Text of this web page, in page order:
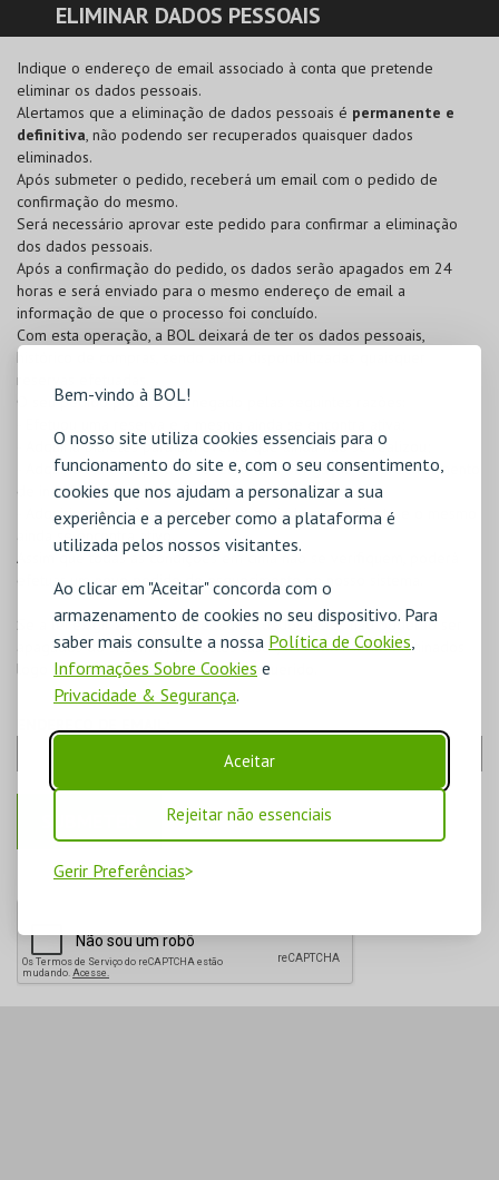
Bem-vindo à BOL!
O nosso site utiliza cookies essenciais para o
funcionamento do site e, com o seu consentimento,
cookies que nos ajudam a personalizar a sua
experiência e a perceber como a plataforma é
utilizada pelos nossos visitantes.
Ao clicar em "Aceitar" concorda com o
armazenamento de cookies no seu dispositivo. Para
saber mais consulte a nossa Política de Cookies,
Informações Sobre Cookies e
Privacidade & Segurança.
Aceitar
Rejeitar não essenciais
Gerir Preferências
ELIMINAR DADOS PESSOAIS
Indique o endereço de email associado à conta que pretende
eliminar os dados pessoais.
Alertamos que a eliminação de dados pessoais é permanente e
definitiva, não podendo ser recuperados quaisquer dados
eliminados.
Após submeter o pedido, receberá um email com o pedido de
confirmação do mesmo.
Será necessário aprovar este pedido para confirmar a eliminação
dos dados pessoais.
Após a confirmação do pedido, os dados serão apagados em 24
horas e será enviado para o mesmo endereço de email a
informação de que o processo foi concluído.
Com esta operação, a BOL deixará de ter os dados pessoais,
histórico de compras, sendo ainda disponibilizadas quaisquer
reservas efetuadas.
O seu pedido poderá ser negado pelas seguintes razões:
- Adquiriu bilhetes para um evento que ainda não se realizou;
- Adquiriu bilhetes para um evento com obrigação de preenchimento
de inquérito e o mesmo ainda não se realizou;
- Adquiriu um cartão, onde esteja associado como cliente e o mesmo
ainda se encontra ativo.
Assim que todas as condições em cima não se verifiquem, poderá
efetuar um novo pedido de esquecimento no nosso sistema.
Se a lei exigir a retenção de alguns dados, estes não poderão ser
apagados do sistema. Para estes casos, os dados serão eliminados
logo após o período de retenção requerido.